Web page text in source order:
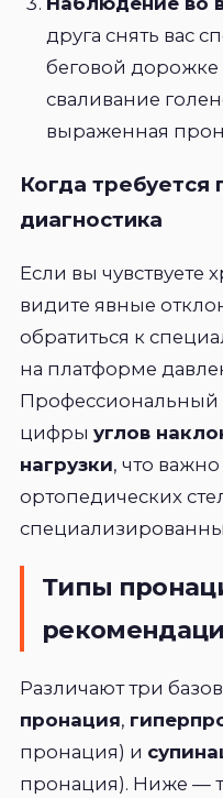
друга снять вас
беговой
сваливание
выраженная
Когда требуется
диагностика
Если вы чувствуете
видите явные
обратиться к
на платформе
Профессиональный
цифры углов
нагрузки, что
ортопедических
Типы
Различают три
пронация,
пронация) и
пронация). Ниже —